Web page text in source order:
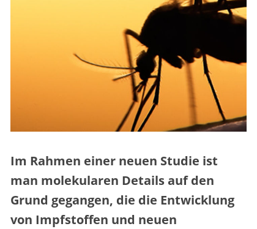
Im Rahmen einer neuen Studie ist
man molekularen Details auf den
Grund gegangen, die die Entwicklung
von Impfstoffen und neuen